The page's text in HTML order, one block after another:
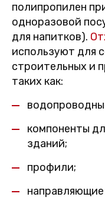
полипропилен
одноразовой
для напитков).
используют для
строительных и
таких как:
компоненты
зданий;
профили;